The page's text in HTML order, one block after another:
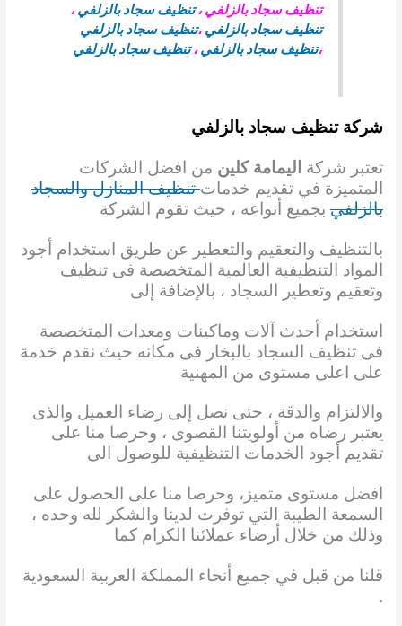
تنظيف سجاد بالزلفي،تنظيف سجاد بالزلفي،
تنظيف سجاد بالزلفي،تنظيف سجاد بالزلفي
،تنظيف سجاد بالزلفي،تنظيف سجاد بالزلفي
شركة تنظيف سجاد بالزلفي
تعتبر شركة اليمامة كلين من افضل الشركات
المتميزة في تقديم خدمات تنظيف المنازل والسجاد
بالزلفي بجميع أنواعه ، حيث تقوم الشركة
بالتنظيف والتعقيم والتعطير عن طريق استخدام أجود
المواد التنظيفية العالمية المتخصصة فى تنظيف
وتعقيم وتعطير السجاد ، بالإضافة إلى
استخدام أحدث آلات وماكينات ومعدات المتخصصة
فى تنظيف السجاد بالبخار فى مكانه حيث نقدم خدمة
على اعلى مستوى من المهنية
والالتزام والدقة ، حتى نصل إلى رضاء العميل والذى
يعتبر رضاه من أولويتنا القصوى ، وحرصا منا على
تقديم أجود الخدمات التنظيفية للوصول الى
افضل مستوى متميز، وحرصا منا على الحصول على
السمعة الطيبة التي توفرت لدينا والشكر لله وحده ،
وذلك من خلال أرضاء عملائنا الكرام كما
قلنا من قبل في جميع أنحاء المملكة العربية السعودية
.